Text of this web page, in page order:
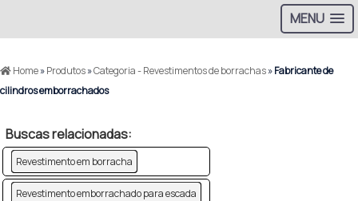
MENU
Home»Produtos»Categoria - Revestimentos de borrachas»Fabricante de
cilindros emborrachados
Buscas relacionadas:
Revestimento em borracha
Revestimento emborrachado para escada